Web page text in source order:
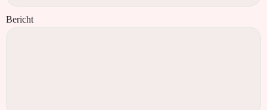
Bericht